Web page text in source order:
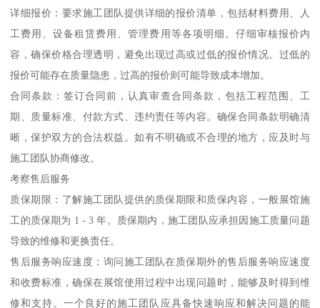
详细报价：要求施工团队提供详细的报价清单，包括材料费用、人
工费用、设备租赁费用、管理费用等各项明细。仔细审核报价内
容，确保价格合理透明，避免出现过高或过低的报价情况。过低的
报价可能存在质量隐患，过高的报价则可能导致成本增加。
合同条款：签订合同前，认真审查合同条款，包括工程范围、工
期、质量标准、付款方式、违约责任等内容。确保合同条款明确清
晰，保护双方的合法权益。如有不明确或不合理的地方，应及时与
施工团队协商修改。
考察售后服务
质保期限：了解施工团队提供的质保期限和质保内容，一般展馆施
工的质保期为 1 - 3 年。质保期内，施工团队应承担因施工质量问题
导致的维修和更换责任。
售后服务响应速度：询问施工团队在质保期外的售后服务响应速度
和收费标准，确保在展馆使用过程中出现问题时，能够及时得到维
修和支持。一个良好的施工团队应具备快速响应和解决问题的能